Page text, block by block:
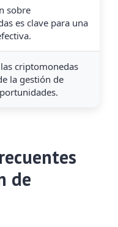
sobre
es clave para una
criptomonedas
la gestión de
de